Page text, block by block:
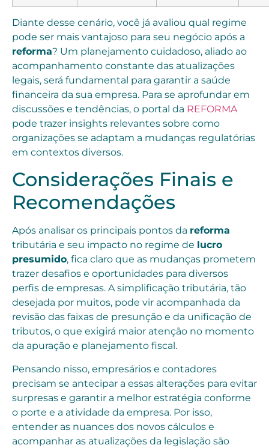
Diante desse cenário, você já avaliou qual regime
pode ser mais vantajoso para seu negócio após a
reforma? Um planejamento cuidadoso, aliado ao
acompanhamento constante das atualizações
legais, será fundamental para garantir a saúde
financeira da sua empresa. Para se aprofundar em
discussões e tendências, o portal da REFORMA
pode trazer insights relevantes sobre como
organizações se adaptam a mudanças regulatórias
em contextos diversos.
Considerações Finais e
Recomendações
Após analisar os principais pontos da reforma
tributária e seu impacto no regime de lucro
presumido, fica claro que as mudanças prometem
trazer desafios e oportunidades para diversos
perfis de empresas. A simplificação tributária, tão
desejada por muitos, pode vir acompanhada da
revisão das faixas de presunção e da unificação de
tributos, o que exigirá maior atenção no momento
da apuração e planejamento fiscal.
Pensando nisso, empresários e contadores
precisam se antecipar a essas alterações para evitar
surpresas e garantir a melhor estratégia conforme
o porte e a atividade da empresa. Por isso,
entender as nuances dos novos cálculos e
acompanhar as atualizações da legislação são